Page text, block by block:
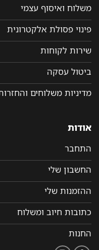
משלוח ואיסוף עצמי
פינוי פסולת אלקטרונית
שירות לקוחות
ביטול עסקה
מדיניות משלוחים והחזרות
אודות
התחבר
החשבון שלי
ההזמנות שלי
כתובות חיוב ומשלוח
החנות